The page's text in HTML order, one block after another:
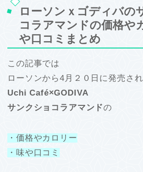
ローソンｘゴディバの
コラアマンドの価格や
や口コミまとめ
この記事では
ローソンから4月２０日に発売さ
Uchi Café×GODIVA
サンクショコラアマンドの
・価格やカロリー
・味や口コミ